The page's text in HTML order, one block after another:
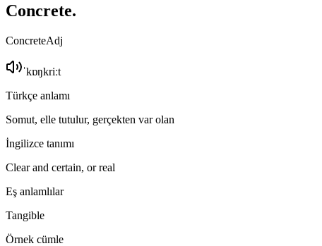
Concrete.
ConcreteAdj
ˈkɒŋkriːt
Türkçe anlamı
Somut, elle tutulur, gerçekten var olan
İngilizce tanımı
Clear and certain, or real
Eş anlamlılar
Tangible
Örnek cümle